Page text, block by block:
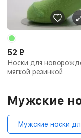
Носки для
мягкой резинкой
52 ₽
Мужские
Мужские носки